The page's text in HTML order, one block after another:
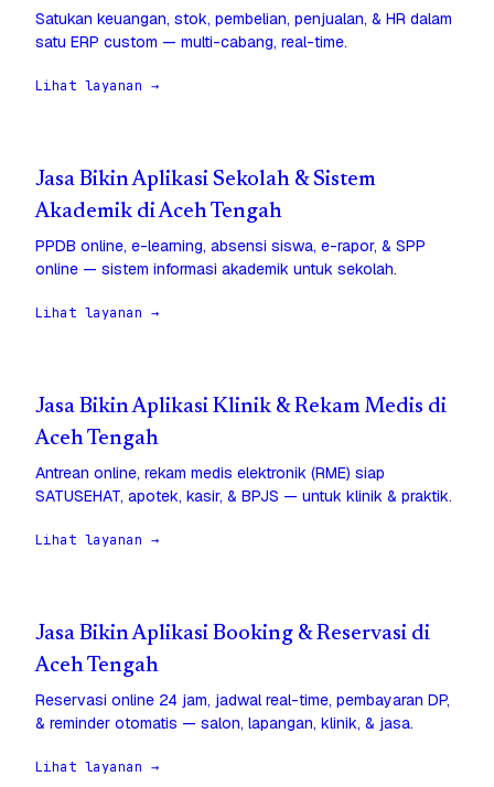
Satukan keuangan, stok, pembelian, penjualan, & HR dalam
satu ERP custom — multi-cabang, real-time.
Lihat layanan →
Jasa Bikin Aplikasi Sekolah & Sistem
Akademik di Aceh Tengah
PPDB online, e-learning, absensi siswa, e-rapor, & SPP
online — sistem informasi akademik untuk sekolah.
Lihat layanan →
Jasa Bikin Aplikasi Klinik & Rekam Medis di
Aceh Tengah
Antrean online, rekam medis elektronik (RME) siap
SATUSEHAT, apotek, kasir, & BPJS — untuk klinik & praktik.
Lihat layanan →
Jasa Bikin Aplikasi Booking & Reservasi di
Aceh Tengah
Reservasi online 24 jam, jadwal real-time, pembayaran DP,
& reminder otomatis — salon, lapangan, klinik, & jasa.
Lihat layanan →